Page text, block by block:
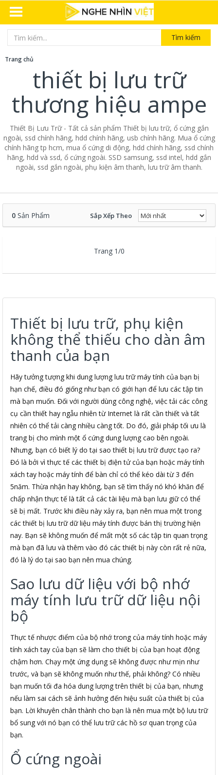
Tìm kiếm
Trang chủ
thiết bị lưu trữ
thương hiệu ampe
Thiết Bị Lưu Trữ - Tất cả sản phẩm Thiết bị lưu trữ, ổ cứng gắn
ngoài, ssd chính hãng, hdd chính hãng, usb chính hãng. Mua ổ cứng
chính hãng tp hcm, mua ổ cứng di động, hdd chính hãng, ssd chính
hãng, hdd và ssd, ổ cứng ngoài. SSD samsung, ssd intel, hdd gắn
ngoài, ssd gắn ngoài, phụ kiện âm thanh, lưu trữ âm thanh.
0 Sản Phẩm Sắp Xếp Theo
Trang 1/0
Thiết bị lưu trữ, phụ kiện
không thể thiếu cho dàn âm
thanh của bạn
Hãy tưởng tượng khi dung lượng lưu trữ máy tính của bạn bị
hạn chế, điều đó giống như bạn có giới hạn để lưu các tập tin
mà bạn muốn. Đối với người dùng công nghệ, việc tải các công
cụ cần thiết hay ngẫu nhiên từ Internet là rất cần thiết và tất
nhiên có thể tải càng nhiều càng tốt. Do đó, giải pháp tối ưu là
trang bị cho mình một ổ cứng dung lượng cao bên ngoài.
Nhưng, bạn có biết lý do tại sao thiết bị lưu trữ được tạo ra?
Đó là bởi vì thực tế các thiết bị điện tử của bạn hoặc máy tính
xách tay hoặc máy tính để bàn chỉ có thể kéo dài từ 3 đến
5năm. Thừa nhận hay không, bạn sẽ tìm thấy nó khó khăn để
chấp nhận thực tế là tất cả các tài liệu mà bạn lưu giữ có thể
sẽ bị mất. Trước khi điều này xảy ra, bạn nên mua một trong
các thiết bị lưu trữ dữ liệu máy tính được bán thị trường hiện
nay. Bạn sẽ không muốn để mất một số các tập tin quan trọng
mà bạn đã lưu và thêm vào đó các thiết bị này còn rất rẻ nữa,
đó là lý do tại sao bạn nên mua chúng.
Sao lưu dữ liệu với bộ nhớ
máy tính lưu trữ dữ liệu nội
bộ
Thực tế nhược điểm của bộ nhớ trong của máy tính hoặc máy
tính xách tay của bạn sẽ làm cho thiết bị của bạn hoạt động
chậm hơn. Chạy một ứng dụng sẽ không được như mịn như
trước, và bạn sẽ không muốn như thế, phải không? Có nhiều
bạn muốn tối đa hóa dung lượng trên thiết bị của bạn, nhưng
nếu làm sai cách sẽ ảnh hưởng đến hiệu suất của thiết bị của
bạn. Lời khuyên chân thành cho bạn là nên mua một bộ lưu trữ
bổ sung với nó bạn có thể lưu trữ các hồ sơ quan trọng của
bạn.
Ổ cứng ngoài